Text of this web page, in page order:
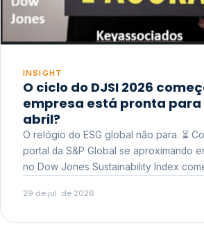
INSIGHT
O ciclo do DJSI 2026 começou.
empresa está pronta para
abril?
O relógio do ESG global não para. ⏳ Com a abertura do
portal da S&P Global se aproximando
no Dow Jones Sustainability Index
29 de jul. de 2026